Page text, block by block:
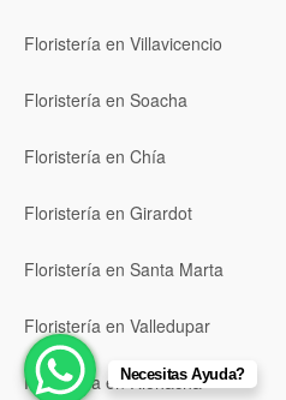
Floristería en Villavicencio
Floristería en Soacha
Floristería en Chía
Floristería en Girardot
Floristería en Santa Marta
Floristería en Valledupar
Floristería en Riohacha
Necesitas Ayuda?